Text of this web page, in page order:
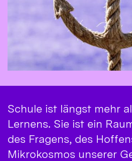
Schule ist längst mehr
Lernens. Sie ist ein
des Fragens, des
Mikrokosmos unserer